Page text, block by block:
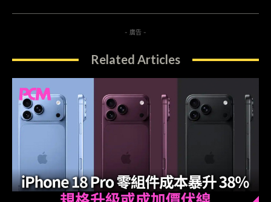
- 廣告 -
Related Articles